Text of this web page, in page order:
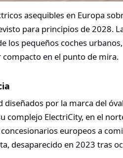
asequibles en Europa
para principios de 2028.
los pequeños coches
en el punto de mira.​
por la marca del
complejo ElectriCity, en el
europeos a
desaparecido en 2023 tras